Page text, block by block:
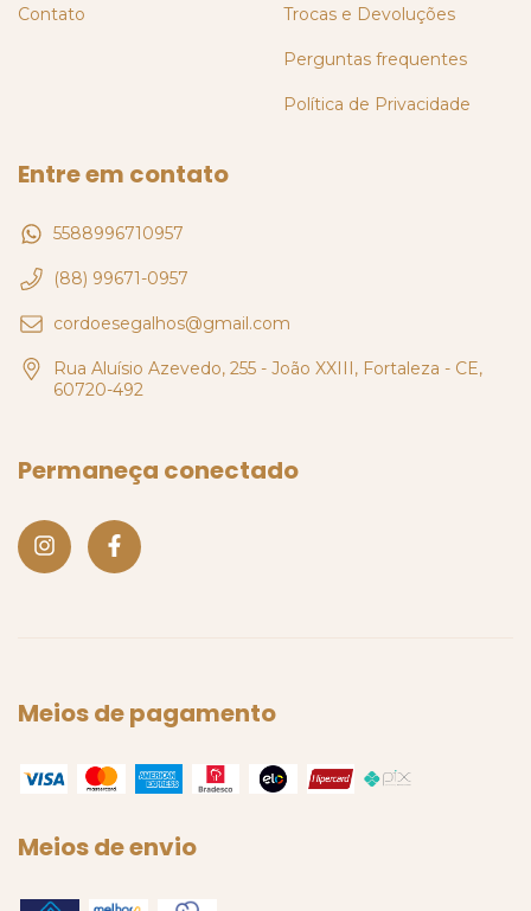
Contato Trocas e Devoluções
Perguntas frequentes
Política de Privacidade
Entre em contato
5588996710957
(88) 99671-0957
cordoesegalhos@gmail.com
Rua Aluísio Azevedo, 255 - João XXIII, Fortaleza - CE,
60720-492
Permaneça conectado
Meios de pagamento
Meios de envio